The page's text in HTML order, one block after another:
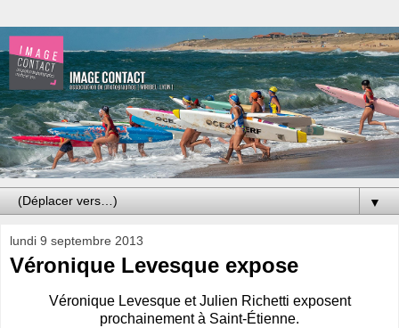
▼
lundi 9 septembre 2013
Véronique Levesque expose
Véronique Levesque et Julien Richetti exposent
prochainement à Saint-Étienne.